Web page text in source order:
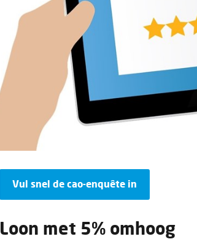
Vul snel de cao-enquête in
Loon met 5% omhoog